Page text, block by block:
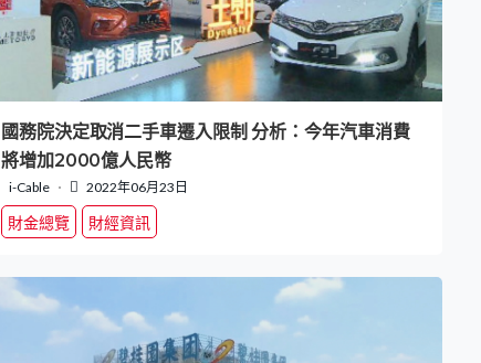
國務院決定取消二手車遷入限制 分析：今年汽車消費
將增加2000億人民幣
i-Cable 2022年06月23日
財金總覽 財經資訊